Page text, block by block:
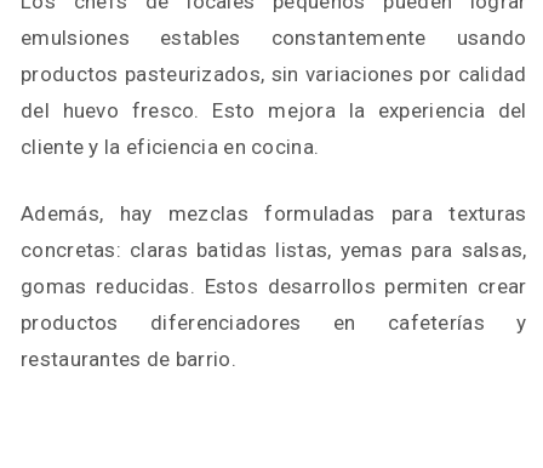
emulsiones estables constantemente usando
productos pasteurizados, sin variaciones por calidad
del huevo fresco. Esto mejora la experiencia del
cliente y la eficiencia en cocina.
Además, hay mezclas formuladas para texturas
concretas: claras batidas listas, yemas para salsas,
gomas reducidas. Estos desarrollos permiten crear
productos diferenciadores en cafeterías y
restaurantes de barrio.